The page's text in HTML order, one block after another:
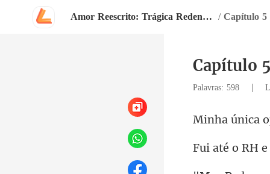
Amor Reescrito: Trágica Redenção / Capítulo 5
Capítulo
Palavras: 598 |